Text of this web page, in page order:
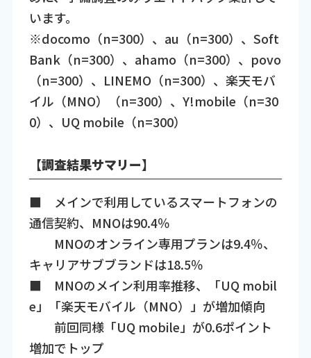
います。
※docomo（n=300）、au（n=300）、Soft
Bank（n=300）、ahamo（n=300）、povo
（n=300）、LINEMO（n=300）、楽天モバ
イル（MNO）（n=300）、Y!mobile（n=30
0）、UQ mobile（n=300）
【調査結果サマリー】
■ メインで利用しているスマートフォンの
通信契約、MNOは90.4％
MNOのオンライン専用プランは9.4％、
キャリアサブブランドは18.5％
■ MNOのメイン利用率推移、「UQ mobil
e」「楽天モバイル（MNO）」が増加傾向
前回同様「UQ mobile」が0.6ポイント
増加でトップ